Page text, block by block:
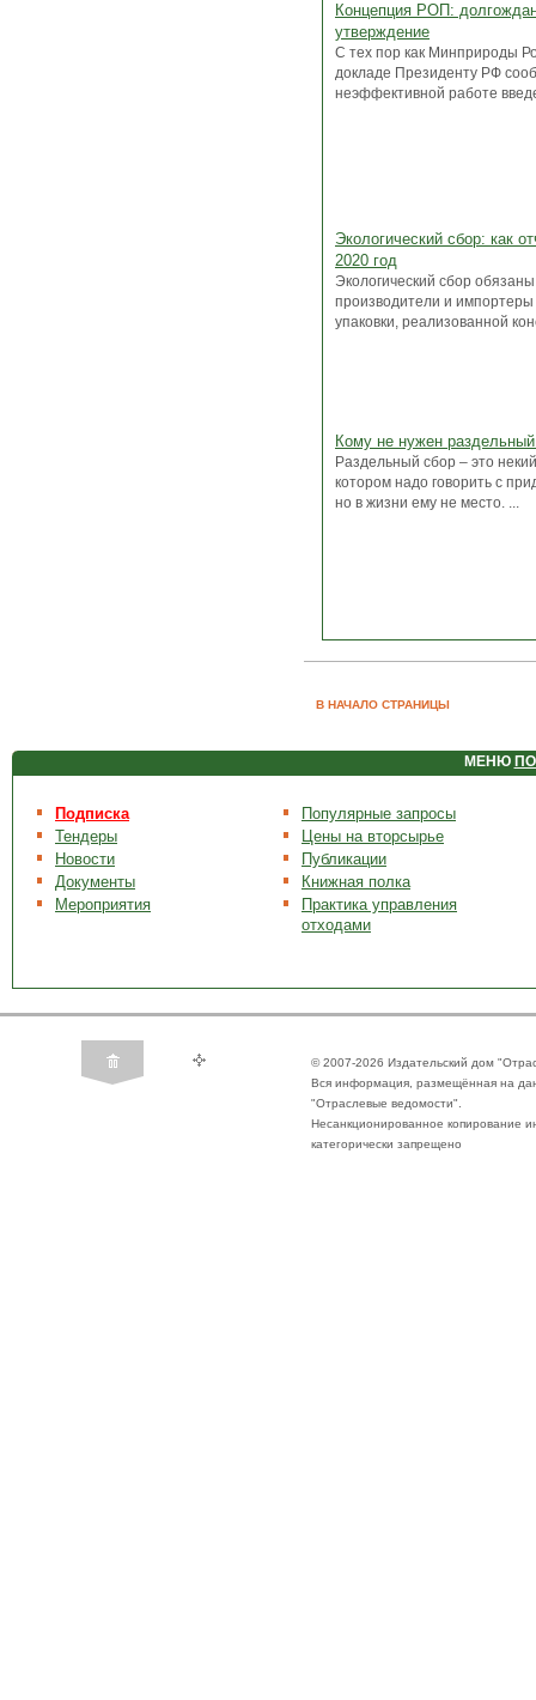
Концепция РОП:
утверждение
С тех пор как Минприроды
докладе Президенту РФ
неэффективной работе
Экологический сбор: как
2020 год
Экологический сбор
производители и импортеры
упаковки, реализованной
Кому не нужен
Раздельный сбор – это
котором надо говорить с
но в жизни ему не место. ...
В НАЧАЛО СТРАНИЦЫ
МЕНЮ
Подписка
Тендеры
Новости
Документы
Мероприятия
Популярные запросы
Цены на вторсырье
Публикации
Книжная полка
Практика управления
отходами
© 2007-2026 Издательский дом
Вся информация, размещённая на
"Отраслевые ведомости".
Несанкционированное копирование
категорически запрещено